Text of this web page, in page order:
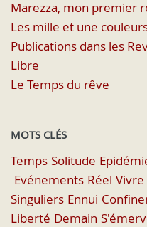
Marezza, mon premier
Les mille et une
Publications dans les
Libre
Le Temps du rêve
MOTS CLÉS
Temps Solitude
Evénements Réel Vivre
Singuliers Ennui
Liberté Demain